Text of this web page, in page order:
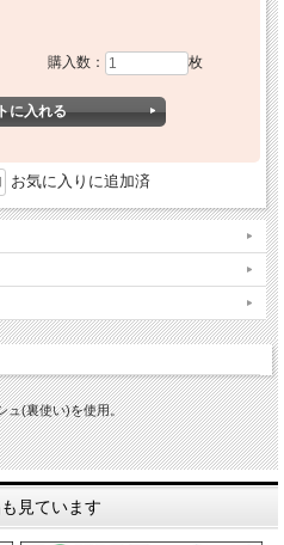
購入数： 枚
お気に入りに追加済
ュ(裏使い)を使用。
見ています